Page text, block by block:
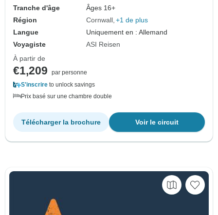
Tranche d'âge
Âges 16+
Région
Cornwall +1 de plus
Langue
Uniquement en : Allemand
Voyagiste
ASI Reisen
À partir de
€1,209
par personne
S'inscrire to unlock savings
Prix basé sur une chambre double
Voir le circuit
Télécharger la brochure